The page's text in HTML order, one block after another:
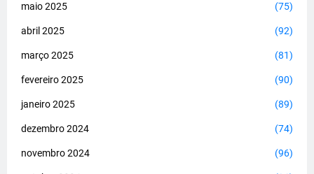
maio 2025 (75)
abril 2025 (92)
março 2025 (81)
fevereiro 2025 (90)
janeiro 2025 (89)
dezembro 2024 (74)
novembro 2024 (96)